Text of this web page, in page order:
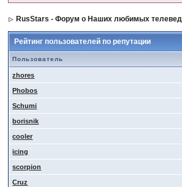
RusStars - Форум о Наших любимых
Рейтинг пользователей по репутации
Пользователь
zhores
Phobos
Schumi
borisnik
cooler
icing
scorpion
Cruz